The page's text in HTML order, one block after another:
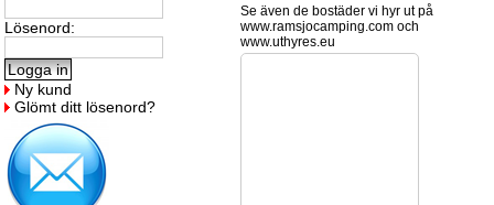
Lösenord:
Ny kund
Glömt ditt lösenord?
Se även de bostäder vi hyr ut på
www.ramsjocamping.com och
www.uthyres.eu